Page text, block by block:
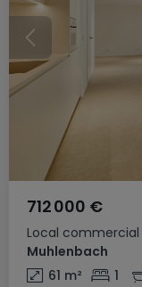
Local commercial
Muhlenbach
712 000 €
61 m² 1